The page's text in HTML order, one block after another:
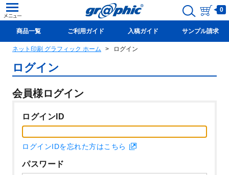
0
商品一覧 ご利用ガイド 入稿ガイド サンプル請求
新規会員登録(無料)
ネット印刷 グラフィック ホーム ログイン
ログイン
会員様ログイン
ログインID
ログインIDを忘れた方はこちら
パスワード